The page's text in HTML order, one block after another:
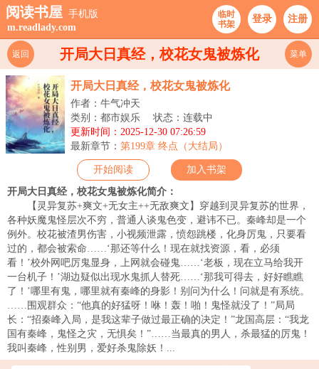
阅读书屋 手机版
m.readlady.com
临时
书架
登录 注册
开局大日真经，校花女鬼被炼化
返回 菜单
开局大日真经，校花女鬼被炼化
作者：牛气冲天
类别：都市娱乐
状态：连载中
更新时间：2025-12-30 07:26:59
最新章节： 第199章 终点（大结局）
开始阅读 加入书架
开局大日真经，校花女鬼被炼化简介：
【灵异复苏+爽文+无女主++无敌爽文】穿越到灵异复苏的世界，
各种妖魔鬼怪层次不穷，普通人谈鬼色变，避讳不已。秦峰却是一个
例外。校花被渣男伤害，小视频泄露，愤怨跳楼，化身厉鬼，只要看
过的，都会被索命……‘那还等什么！现在就找资源，看，必须
看！’校外网吧厉鬼显身，上网就会碰鬼……‘老板，现在立马给我开
一台机子！’湖边疑似出现水鬼抓人替死……‘那我可得去，好好瞧瞧
了！’哪里有鬼，哪里就有秦峰的身影！别问为什么！问就是有系统。
……围观群众：“他真的好猛呀！咻！轰！啪！鬼怪就没了！”局局
长：“招秦峰入局，是我这辈子做过最正确的决定！”龙国高层：“我龙
国有秦峰，鬼怪之灾，无惧矣！”……当最真的男人，杀最猛的厉鬼！
我叫秦峰，性别男，爱好杀鬼除妖！...